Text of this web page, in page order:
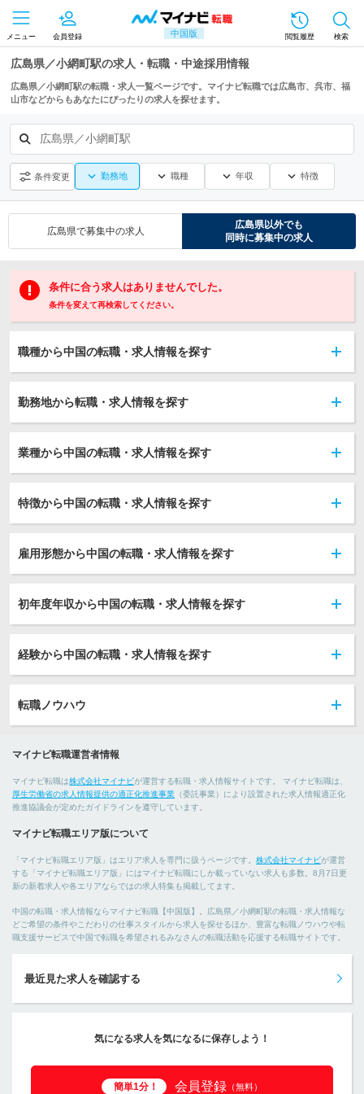
中国版
メニュー 会員登録 閲覧履歴 検索
広島県／小網町駅の求人・転職・中途採用情報
広島県／小網町駅の転職・求人一覧ページです。マイナビ転職では広島市、呉市、福
山市などからもあなたにぴったりの求人を探せます。
広島県／小網町駅
条件変更 勤務地 職種 年収 特徴
広島県で募集中の求人
広島県以外でも
同時に募集中の求人
条件に合う求人はありませんでした。
条件を変えて再検索してください。
職種から中国の転職・求人情報を探す
勤務地から転職・求人情報を探す
業種から中国の転職・求人情報を探す
特徴から中国の転職・求人情報を探す
雇用形態から中国の転職・求人情報を探す
初年度年収から中国の転職・求人情報を探す
経験から中国の転職・求人情報を探す
転職ノウハウ
マイナビ転職運営者情報
マイナビ転職は株式会社マイナビが運営する転職・求人情報サイトです。 マイナビ転職は、
厚生労働省の求人情報提供の適正化推進事業 （委託事業）により設置された求人情報適正化
推進協議会が定めたガイドラインを遵守しています。
マイナビ転職エリア版について
「マイナビ転職エリア版」はエリア求人を専門に扱うページです。 株式会社マイナビが運営
する「マイナビ転職エリア版」にはマイナビ転職にしか載っていない求人も多数。8月7日更
新の新着求人や各エリアならではの求人特集も掲載してます。
中国の転職・求人情報ならマイナビ転職【中国版】。広島県／小網町駅の転職・求人情報な
どご希望の条件やこだわりの仕事スタイルから求人を探せるほか、豊富な転職ノウハウや転
職支援サービスで中国で転職を希望されるみなさんの転職活動を応援する転職サイトです。
最近見た求人を確認する
気になる求人を気になるに保存しよう！
簡単1分！ 会員登録 （無料）